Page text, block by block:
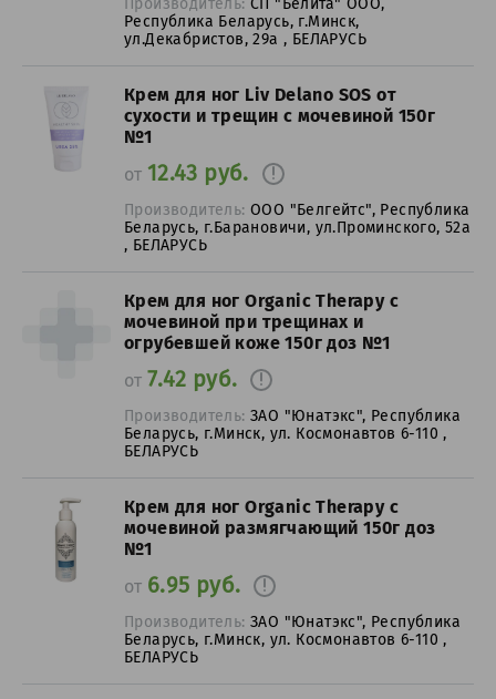
Республика Беларусь, г.Минск,
ул.Декабристов, 29а , БЕЛАРУСЬ
Крем для ног Liv Delano SOS от
сухости и трещин с мочевиной 150г
№1
от 12.43 руб.
Производитель:ООО "Белгейтс", Республика
Беларусь, г.Барановичи, ул.Проминского, 52а
, БЕЛАРУСЬ
Крем для ног Organic Therapy с
мочевиной при трещинах и
огрубевшей коже 150г доз №1
от 7.42 руб.
Производитель:ЗАО "Юнатэкс", Республика
Беларусь, г.Минск, ул. Космонавтов 6-110 ,
БЕЛАРУСЬ
Крем для ног Organic Therapy с
мочевиной размягчающий 150г доз
№1
от 6.95 руб.
Производитель:ЗАО "Юнатэкс", Республика
Беларусь, г.Минск, ул. Космонавтов 6-110 ,
БЕЛАРУСЬ